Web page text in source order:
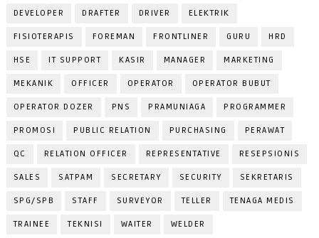
DEVELOPER DRAFTER DRIVER ELEKTRIK
FISIOTERAPIS FOREMAN FRONTLINER GURU HRD
HSE IT SUPPORT KASIR MANAGER MARKETING
MEKANIK OFFICER OPERATOR OPERATOR BUBUT
OPERATOR DOZER PNS PRAMUNIAGA PROGRAMMER
PROMOSI PUBLIC RELATION PURCHASING PERAWAT
QC RELATION OFFICER REPRESENTATIVE RESEPSIONIS
SALES SATPAM SECRETARY SECURITY SEKRETARIS
SPG/SPB STAFF SURVEYOR TELLER TENAGA MEDIS
TRAINEE TEKNISI WAITER WELDER